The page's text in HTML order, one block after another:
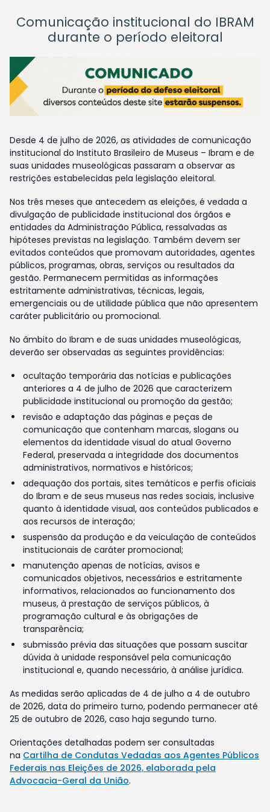
Comunicação institucional do IBRAM
durante o período eleitoral
Desde 4 de julho de 2026, as atividades de comunicação
institucional do Instituto Brasileiro de Museus – Ibram e de
suas unidades museológicas passaram a observar as
restrições estabelecidas pela legislação eleitoral.
Nos três meses que antecedem as eleições, é vedada a
divulgação de publicidade institucional dos órgãos e
entidades da Administração Pública, ressalvadas as
hipóteses previstas na legislação. Também devem ser
evitados conteúdos que promovam autoridades, agentes
públicos, programas, obras, serviços ou resultados da
gestão. Permanecem permitidas as informações
estritamente administrativas, técnicas, legais,
emergenciais ou de utilidade pública que não apresentem
caráter publicitário ou promocional.
No âmbito do Ibram e de suas unidades museológicas,
deverão ser observadas as seguintes providências:
ocultação temporária das notícias e publicações
anteriores a 4 de julho de 2026 que caracterizem
publicidade institucional ou promoção da gestão;
revisão e adaptação das páginas e peças de
comunicação que contenham marcas, slogans ou
elementos da identidade visual do atual Governo
Federal, preservada a integridade dos documentos
administrativos, normativos e históricos;
adequação dos portais, sites temáticos e perfis oficiais
do Ibram e de seus museus nas redes sociais, inclusive
quanto à identidade visual, aos conteúdos publicados e
aos recursos de interação;
suspensão da produção e da veiculação de conteúdos
institucionais de caráter promocional;
manutenção apenas de notícias, avisos e
comunicados objetivos, necessários e estritamente
informativos, relacionados ao funcionamento dos
museus, à prestação de serviços públicos, à
programação cultural e às obrigações de
transparência;
submissão prévia das situações que possam suscitar
dúvida à unidade responsável pela comunicação
institucional e, quando necessário, à análise jurídica.
As medidas serão aplicadas de 4 de julho a 4 de outubro
de 2026, data do primeiro turno, podendo permanecer até
25 de outubro de 2026, caso haja segundo turno.
Orientações detalhadas podem ser consultadas
na Cartilha de Condutas Vedadas aos Agentes Públicos
Federais nas Eleições de 2026, elaborada pela
Advocacia-Geral da União.